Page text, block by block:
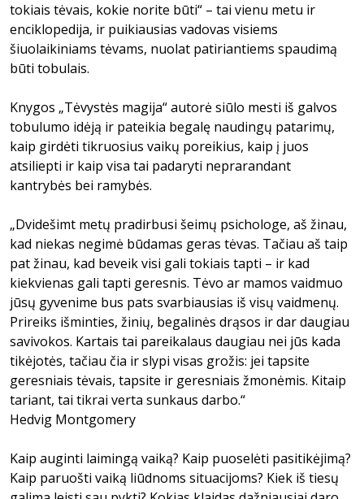
tokiais tėvais, kokie norite būti“ – tai vienu metu ir
enciklopedija, ir puikiausias vadovas visiems
šiuolaikiniams tėvams, nuolat patiriantiems spaudimą
būti tobulais.
Knygos „Tėvystės magija“ autorė siūlo mesti iš galvos
tobulumo idėją ir pateikia begalę naudingų patarimų,
kaip girdėti tikruosius vaikų poreikius, kaip į juos
atsiliepti ir kaip visa tai padaryti neprarandant
kantrybės bei ramybės.
„Dvidešimt metų pradirbusi šeimų psichologe, aš žinau,
kad niekas negimė būdamas geras tėvas. Tačiau aš taip
pat žinau, kad beveik visi gali tokiais tapti – ir kad
kiekvienas gali tapti geresnis. Tėvo ar mamos vaidmuo
jūsų gyvenime bus pats svarbiausias iš visų vaidmenų.
Prireiks išminties, žinių, begalinės drąsos ir dar daugiau
savivokos. Kartais tai pareikalaus daugiau nei jūs kada
tikėjotės, tačiau čia ir slypi visas grožis: jei tapsite
geresniais tėvais, tapsite ir geresniais žmonėmis. Kitaip
tariant, tai tikrai verta sunkaus darbo.“
Hedvig Montgomery
Kaip auginti laimingą vaiką? Kaip puoselėti pasitikėjimą?
Kaip paruošti vaiką liūdnoms situacijoms? Kiek iš tiesų